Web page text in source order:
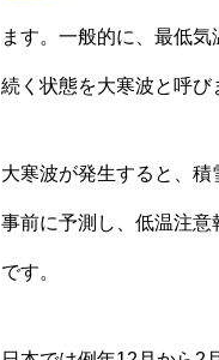
ます。一般的に、最低
続く状態を大寒波と呼び
大寒波が発生すると、
事前に予測し、低温注
です。